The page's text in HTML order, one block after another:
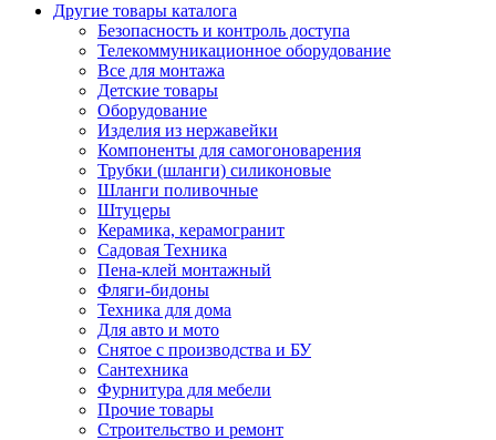
Другие товары каталога
Безопасность и контроль доступа
Телекоммуникационное оборудование
Все для монтажа
Детские товары
Оборудование
Изделия из нержавейки
Компоненты для самогоноварения
Трубки (шланги) силиконовые
Шланги поливочные
Штуцеры
Керамика, керамогранит
Садовая Техника
Пена-клей монтажный
Фляги-бидоны
Техника для дома
Для авто и мото
Снятое с производства и БУ
Сантехника
Фурнитура для мебели
Прочие товары
Строительство и ремонт